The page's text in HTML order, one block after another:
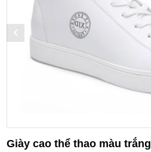
Giày cao thể thao màu trắng